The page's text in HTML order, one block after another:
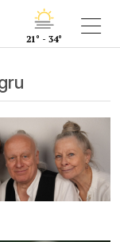
21° - 34°